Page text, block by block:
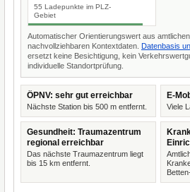
55 Ladepunkte im PLZ-
Gebiet
Automatischer Orientierungswert aus
nachvollziehbaren Kontextdaten. Datenbasis
ersetzt keine Besichtigung, kein
individuelle Standortprüfung.
ÖPNV: sehr gut erreichbar
Nächste Station bis 500 m entfernt.
E-
Viele
Gesundheit: Traumazentrum
regional erreichbar
Das nächste Traumazentrum liegt
bis 15 km entfernt.